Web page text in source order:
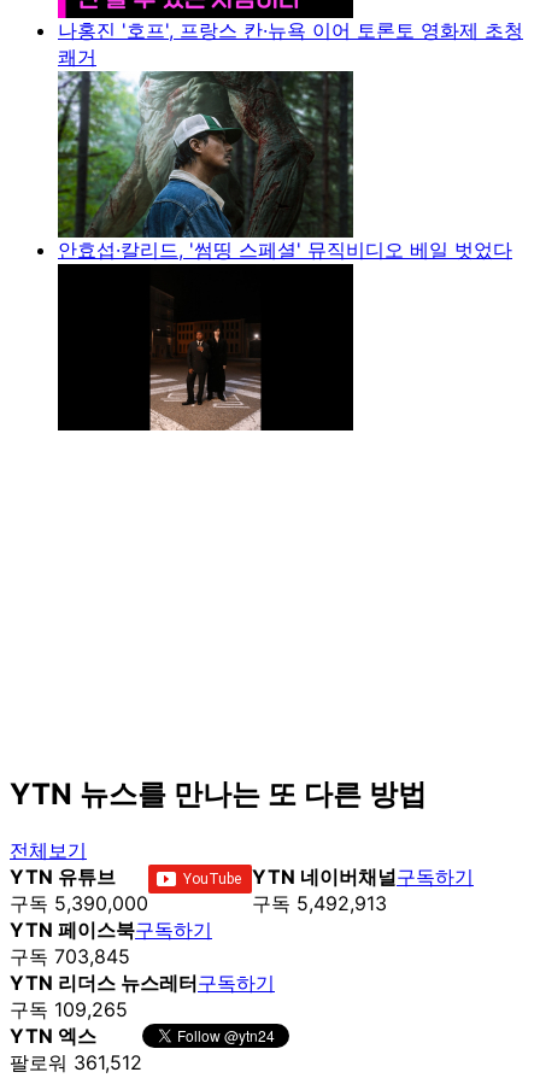
나홍진 '호프', 프랑스 칸·뉴욕 이어 토론토 영화제 초청
쾌거
안효섭·칼리드, '썸띵 스페셜' 뮤직비디오 베일 벗었다
YTN 뉴스를 만나는 또 다른 방법
전체보기
YTN 유튜브
구독 5,390,000
YTN 네이버채널
구독 5,492,913
구독하기
YTN 페이스북
구독 703,845
구독하기
YTN 리더스 뉴스레터
구독 109,265
구독하기
YTN 엑스
팔로워 361,512